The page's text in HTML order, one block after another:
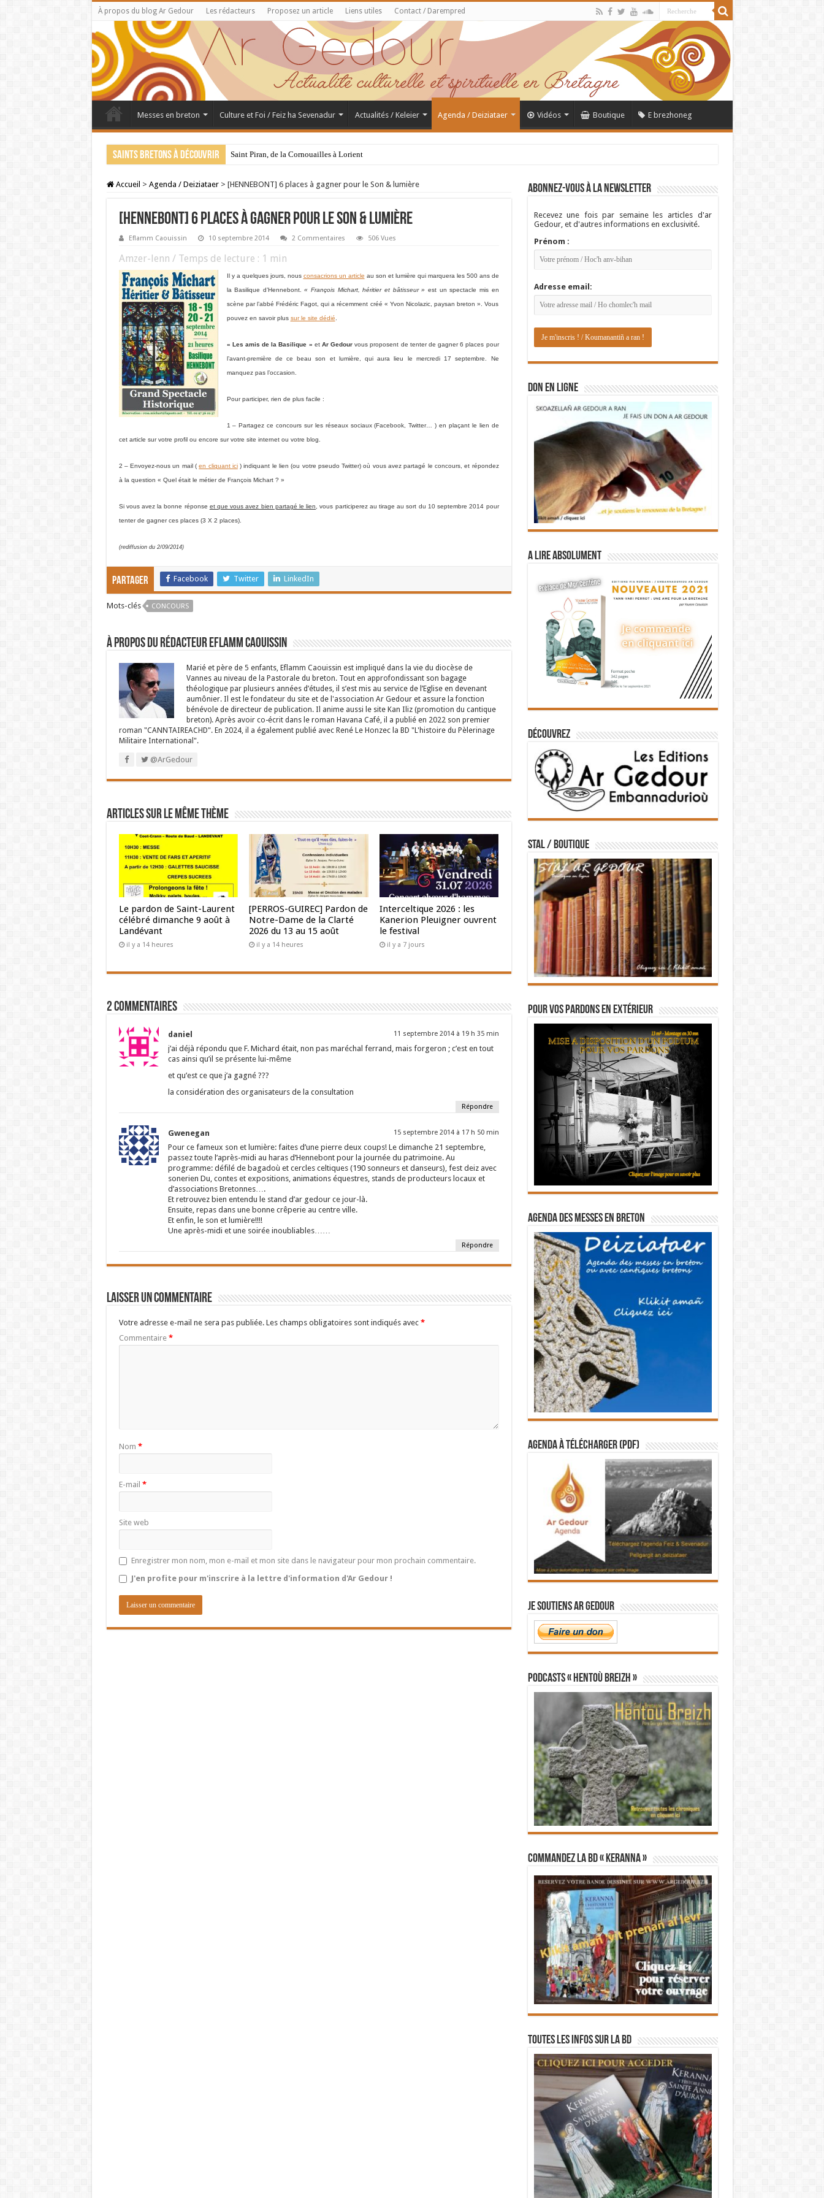
À propos du blog Ar Gedour Les rédacteurs Proposez un article Liens utiles Contact / Darempred
Messes en breton Culture et Foi / Feiz ha Sevenadur Actualités / Keleier Agenda / Deiziataer Vidéos Boutique E brezhoneg
Saints bretons à découvrir Saint Piran, de la Cornouailles à Lorient
Accueil > Agenda / Deiziataer > [HENNEBONT] 6 places à gagner pour le Son & lumière
[HENNEBONT] 6 places à gagner pour le Son & lumière
Eflamm Caouissin 10 septembre 2014 2 Commentaires 506 Vues
Amzer-lenn / Temps de lecture : 1 min
Il y a quelques jours, nous consacrions un article au son et lumière qui marquera les 500 ans de
la Basilique d’Hennebont.« François Michart, héritier et bâtisseur » est un spectacle mis en
scène par l’abbé Frédéric Fagot, qui a récemment créé « Yvon Nicolazic, paysan breton ». Vous
pouvez en savoir plus sur le site dédié
« Les amis de la Basilique » et Ar Gedour vous proposent de tenter de gagner 6 places pour
l’avant-première de ce beau son et lumière, qui aura lieu le mercredi 17 septembre. Ne
manquez pas l’occasion.
Pour participer, rien de plus facile :
1 – Partagez ce concours sur les réseaux sociaux (Facebook, Twitter… ) en plaçant le lien de
cet article sur votre profil ou encore sur votre site internet ou votre blog.
2 – Envoyez-nous un mail (en cliquant ici) indiquant le lien (ou votre pseudo Twitter) où vous avez partagé le concours, et répondez
à la question « Quel était le métier de François Michart ? »
Si vous avez la bonne réponse et que vous avez bien partagé le lien , vous participerez au tirage au sort du 10 septembre 2014 pour
tenter de gagner ces places (3 X 2 places).
(rediffusion du 2/09/2014)
Partager Facebook Twitter LinkedIn
Mots-clés CONCOURS
À propos du rédacteur Eflamm Caouissin
Marié et père de 5 enfants, Eflamm Caouissin est impliqué dans la vie du diocèse de
Vannes au niveau de la Pastorale du breton. Tout en approfondissant son bagage
théologique par plusieurs années d’études, il s’est mis au service de l’Eglise en devenant
aumônier. Il est le fondateur du site et de l'association Ar Gedour et assure la fonction
bénévole de directeur de publication. Il anime aussi le site Kan Iliz (promotion du cantique
breton). Après avoir co-écrit dans le roman Havana Café, il a publié en 2022 son premier
roman "CANNTAIREACHD". En 2024, il a également publié avec René Le Honzec la BD "L'histoire du Pèlerinage
Militaire International".
@ArGedour
Articles sur le même thème
Le pardon de Saint-Laurent
célébré dimanche 9 août à
Landévant
il y a 14 heures
[PERROS-GUIREC] Pardon de
Notre-Dame de la Clarté
2026 du 13 au 15 août
il y a 14 heures
Interceltique 2026 : les
Kanerion Pleuigner ouvrent
le festival
il y a 7 jours
2 Commentaires
daniel 11 septembre 2014 à 19 h 35 min
j’ai déjà répondu que F. Michard était, non pas maréchal ferrand, mais forgeron ; c’est en tout
cas ainsi qu’il se présente lui-même
et qu’est ce que j’a gagné ???
la considération des organisateurs de la consultation
Répondre
Gwenegan 15 septembre 2014 à 17 h 50 min
Pour ce fameux son et lumière: faites d’une pierre deux coups! Le dimanche 21 septembre,
passez toute l’après-midi au haras d’Hennebont pour la journée du patrimoine. Au
programme: défilé de bagadoù et cercles celtiques (190 sonneurs et danseurs), fest deiz avec
sonerien Du, contes et expositions, animations équestres, stands de producteurs locaux et
d’associations Bretonnes….
Et retrouvez bien entendu le stand d’ar gedour ce jour-là.
Ensuite, repas dans une bonne crêperie au centre ville.
Et enfin, le son et lumière!!!!
Une après-midi et une soirée inoubliables……
Répondre
Laisser un commentaire
Votre adresse e-mail ne sera pas publiée. Les champs obligatoires sont indiqués avec *
Commentaire *
Nom *
E-mail *
Site web
Enregistrer mon nom, mon e-mail et mon site dans le navigateur pour mon prochain commentaire.
J'en profite pour m'inscrire à la lettre d'information d'Ar Gedour !
Abonnez-vous à la newsletter
Recevez une fois par semaine les articles d'ar
Gedour, et d'autres informations en exclusivité.
Prénom :
Adresse email:
DON EN LIGNE
A lire absolument
Découvrez
STAL / BOUTIQUE
Pour vos pardons en extérieur
Agenda des messes en breton
Agenda à télécharger (PDF)
Je soutiens Ar Gedour
PODCASTS « Hentoù Breizh »
Commandez la BD « Keranna »
Toutes les infos sur la BD